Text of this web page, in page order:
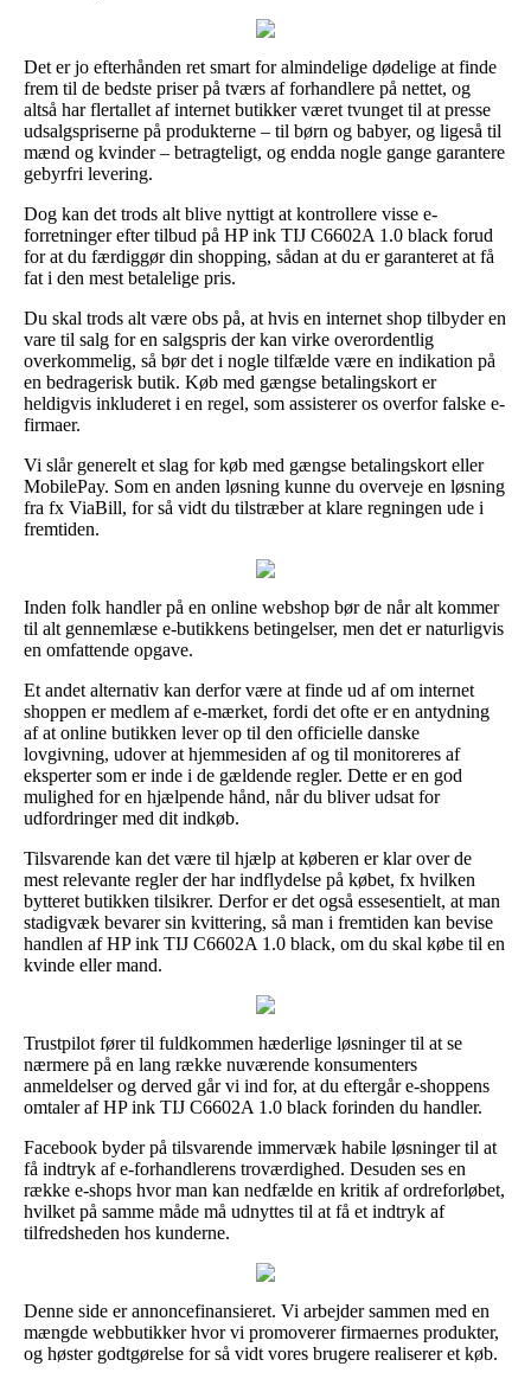
Det er jo efterhånden ret smart for almindelige dødelige at finde
frem til de bedste priser på tværs af forhandlere på nettet, og
altså har flertallet af internet butikker været tvunget til at presse
udsalgspriserne på produkterne – til børn og babyer, og ligeså til
mænd og kvinder – betragteligt, og endda nogle gange garantere
gebyrfri levering.
Dog kan det trods alt blive nyttigt at kontrollere visse e-
forretninger efter tilbud på HP ink TIJ C6602A 1.0 black forud
for at du færdiggør din shopping, sådan at du er garanteret at få
fat i den mest betalelige pris.
Du skal trods alt være obs på, at hvis en internet shop tilbyder en
vare til salg for en salgspris der kan virke overordentlig
overkommelig, så bør det i nogle tilfælde være en indikation på
en bedragerisk butik. Køb med gængse betalingskort er
heldigvis inkluderet i en regel, som assisterer os overfor falske e-
firmaer.
Vi slår generelt et slag for køb med gængse betalingskort eller
MobilePay. Som en anden løsning kunne du overveje en løsning
fra fx ViaBill, for så vidt du tilstræber at klare regningen ude i
fremtiden.
Inden folk handler på en online webshop bør de når alt kommer
til alt gennemlæse e-butikkens betingelser, men det er naturligvis
en omfattende opgave.
Et andet alternativ kan derfor være at finde ud af om internet
shoppen er medlem af e-mærket, fordi det ofte er en antydning
af at online butikken lever op til den officielle danske
lovgivning, udover at hjemmesiden af og til monitoreres af
eksperter som er inde i de gældende regler. Dette er en god
mulighed for en hjælpende hånd, når du bliver udsat for
udfordringer med dit indkøb.
Tilsvarende kan det være til hjælp at køberen er klar over de
mest relevante regler der har indflydelse på købet, fx hvilken
bytteret butikken tilsikrer. Derfor er det også essesentielt, at man
stadigvæk bevarer sin kvittering, så man i fremtiden kan bevise
handlen af HP ink TIJ C6602A 1.0 black, om du skal købe til en
kvinde eller mand.
Trustpilot fører til fuldkommen hæderlige løsninger til at se
nærmere på en lang række nuværende konsumenters
anmeldelser og derved går vi ind for, at du eftergår e-shoppens
omtaler af HP ink TIJ C6602A 1.0 black forinden du handler.
Facebook byder på tilsvarende immervæk habile løsninger til at
få indtryk af e-forhandlerens troværdighed. Desuden ses en
række e-shops hvor man kan nedfælde en kritik af ordreforløbet,
hvilket på samme måde må udnyttes til at få et indtryk af
tilfredsheden hos kunderne.
Denne side er annoncefinansieret. Vi arbejder sammen med en
mængde webbutikker hvor vi promoverer firmaernes produkter,
og høster godtgørelse for så vidt vores brugere realiserer et køb.